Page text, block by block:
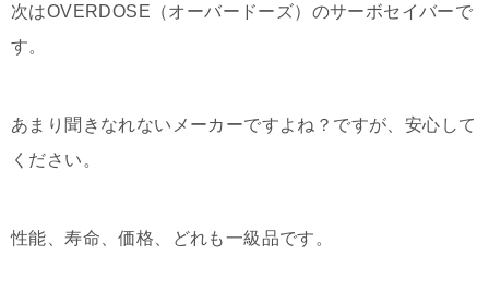
次はOVERDOSE（オーバードーズ）のサーボセイバーで
す。
あまり聞きなれないメーカーですよね？ですが、安心して
ください。
性能、寿命、価格、どれも一級品です。